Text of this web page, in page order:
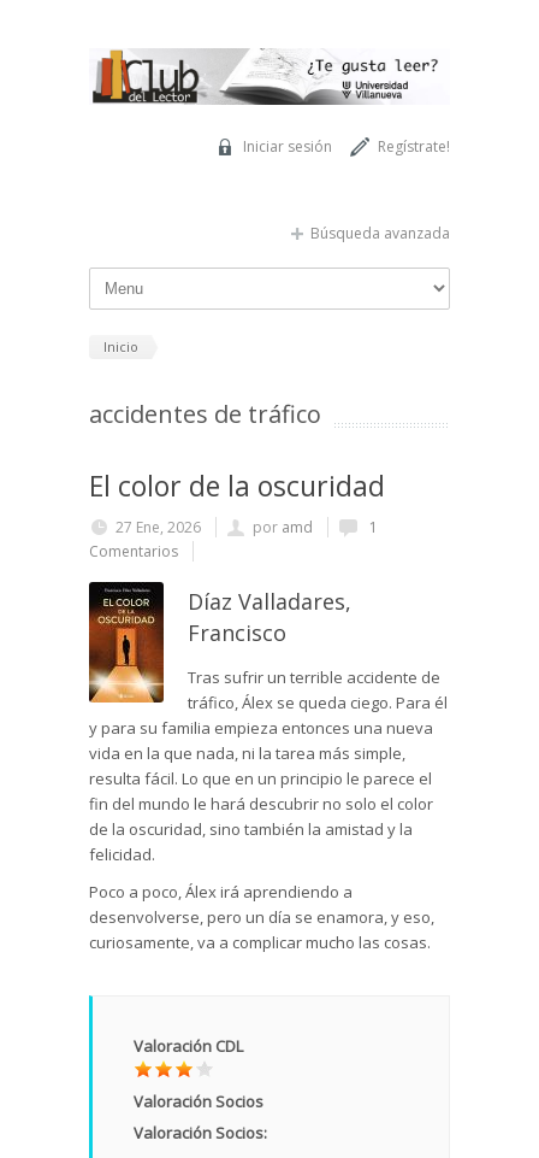
Regístrate!
Iniciar sesión
Búsqueda avanzada
Inicio
accidentes de tráfico
El color de la oscuridad
27 Ene, 2026 por amd
1
Comentarios
Díaz Valladares,
Francisco
Tras sufrir un terrible accidente de
tráfico, Álex se queda ciego. Para él
y para su familia empieza entonces una nueva
vida en la que nada, ni la tarea más simple,
resulta fácil. Lo que en un principio le parece el
fin del mundo le hará descubrir no solo el color
de la oscuridad, sino también la amistad y la
felicidad.
Poco a poco, Álex irá aprendiendo a
desenvolverse, pero un día se enamora, y eso,
curiosamente, va a complicar mucho las cosas.
Valoración CDL
Valoración Socios
Valoración Socios: